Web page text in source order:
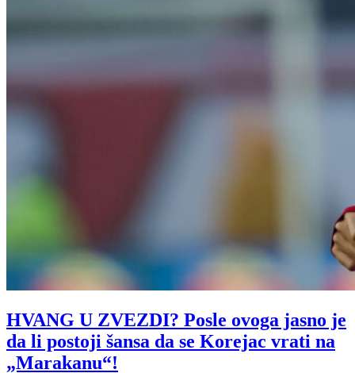
HVANG U ZVEZDI? Posle ovoga jasno je
da li postoji šansa da se Korejac vrati na
„Marakanu“!